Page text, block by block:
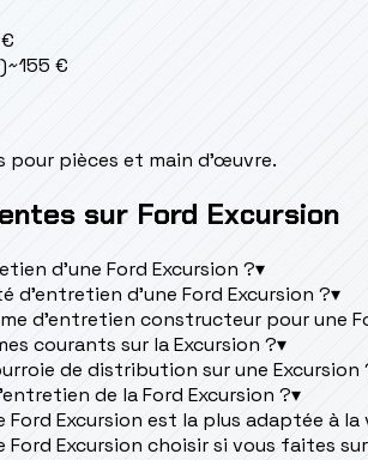
€
~155 €
pour pièces et main d'œuvre.
sur Ford Excursion
d’une Ford Excursion ?▾
d’entretien d’une Ford Excursion ?▾
d’entretien constructeur pour une
courants sur la Excursion ?▾
de distribution sur une Excursion
de la Ford Excursion ?▾
Excursion est la plus adaptée à la
Ford Excursion choisir si vous faites